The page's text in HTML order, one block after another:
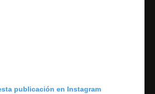
publicación en Instagram